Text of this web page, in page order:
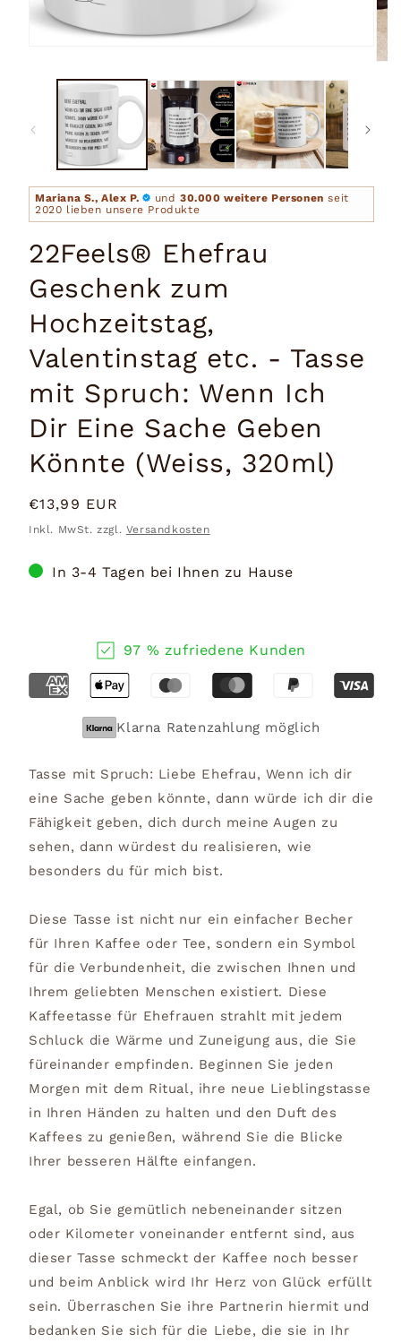
Modal
Mariana S., Alex P. und 30.000 weitere Personen seit
2020 lieben unsere Produkte
22Feels® Ehefrau
Geschenk zum
Hochzeitstag,
Valentinstag etc. - Tasse
mit Spruch: Wenn Ich
Dir Eine Sache Geben
Könnte (Weiss, 320ml)
Normaler
Preis
€13,99 EUR
Inkl. MwSt. zzgl. Versandkosten
In 3-4 Tagen bei Ihnen zu Hause
97 % zufriedene Kunden
Klarna Ratenzahlung möglich
Tasse mit Spruch: Liebe Ehefrau, Wenn ich dir
eine Sache geben könnte, dann würde ich dir die
Fähigkeit geben, dich durch meine Augen zu
sehen, dann würdest du realisieren, wie
besonders du für mich bist.
Diese Tasse ist nicht nur ein einfacher Becher
für Ihren Kaffee oder Tee, sondern ein Symbol
für die Verbundenheit, die zwischen Ihnen und
Ihrem geliebten Menschen existiert. Diese
Kaffeetasse für Ehefrauen strahlt mit jedem
Schluck die Wärme und Zuneigung aus, die Sie
füreinander empfinden. Beginnen Sie jeden
Morgen mit dem Ritual, ihre neue Lieblingstasse
in Ihren Händen zu halten und den Duft des
Kaffees zu genießen, während Sie die Blicke
Ihrer besseren Hälfte einfangen.
Egal, ob Sie gemütlich nebeneinander sitzen
oder Kilometer voneinander entfernt sind, aus
dieser Tasse schmeckt der Kaffee noch besser
und beim Anblick wird Ihr Herz von Glück erfüllt
sein. Überraschen Sie ihre Partnerin hiermit und
bedanken Sie sich für die Liebe, die sie in Ihr